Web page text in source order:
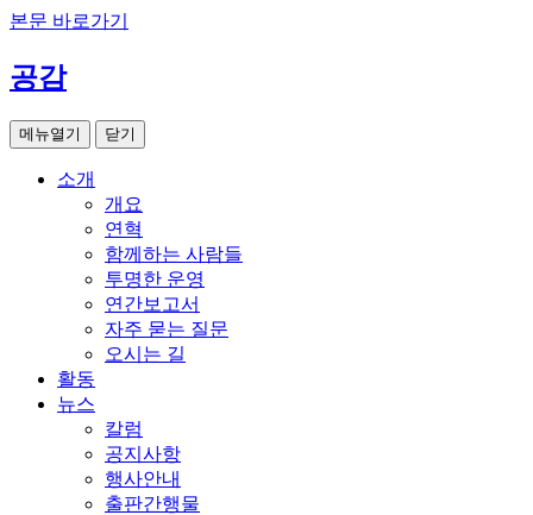
본문 바로가기
공감
메뉴열기 닫기
소개
개요
연혁
함께하는 사람들
투명한 운영
연간보고서
자주 묻는 질문
오시는 길
활동
뉴스
칼럼
공지사항
행사안내
출판간행물